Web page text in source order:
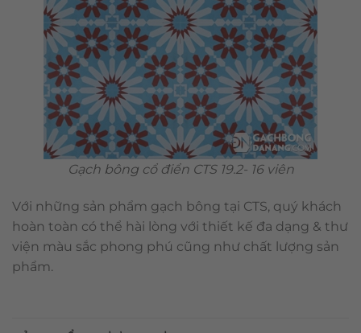
Gạch bông cổ điển CTS 19.2- 16 viên
Với những sản phẩm gạch bông tại CTS, quý khách
hoàn toàn có thể hài lòng với thiết kế đa dạng & thư
viện màu sắc phong phú cũng như chất lượng sản
phẩm.